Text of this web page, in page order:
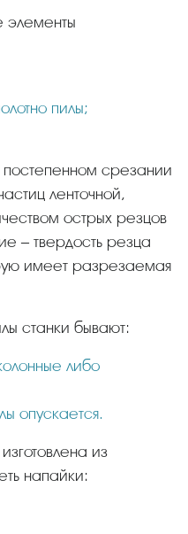
пилы;
ленточной,
острых резцов
– твердость резца
имеет разрезаемая
станки бывают:
либо
опускается.
напайки: